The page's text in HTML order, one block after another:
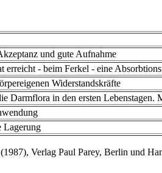
und gute Aufnahme
erreicht - beim Ferkel - eine
Widerstandskräfte
Darmflora in den ersten Lebenstagen.
Lagerung
Verlag Paul Parey, Berlin und